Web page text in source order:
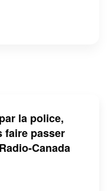
la police,
faire passer
Canada